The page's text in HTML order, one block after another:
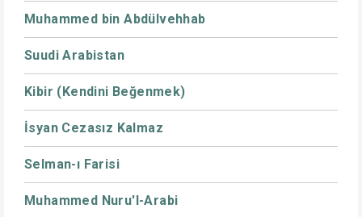
Muhammed bin Abdülvehhab
Suudi Arabistan
Kibir (Kendini Beğenmek)
İsyan Cezasız Kalmaz
Selman-ı Farisi
Muhammed Nuru'l-Arabi